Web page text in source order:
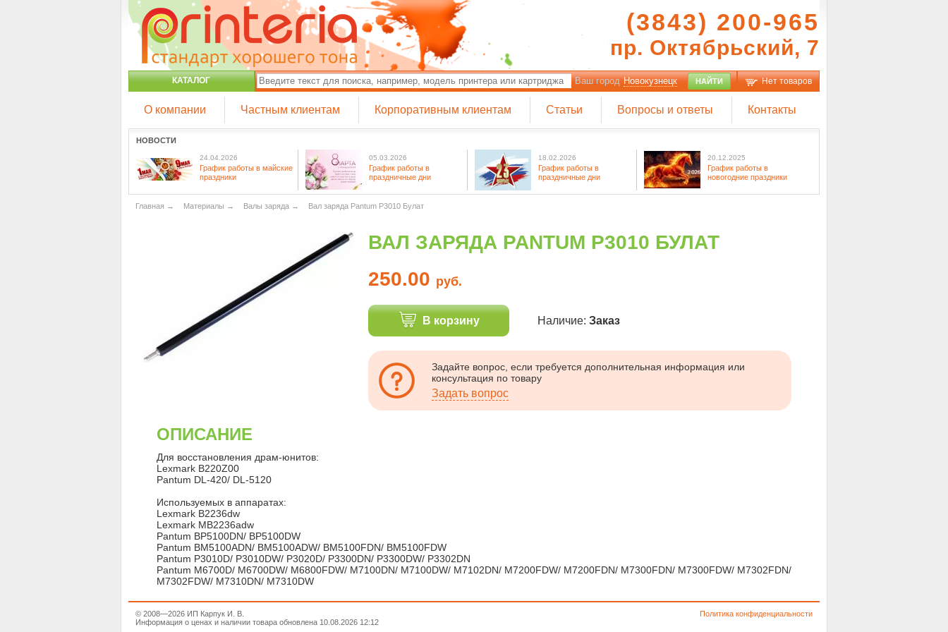
(3843) 200-965
пр. Октябрьский, 7
КАТАЛОГ Ваш город Новокузнецк НАЙТИ Нет товаров
О компании Частным клиентам Корпоративным клиентам Статьи Вопросы и ответы Контакты
НОВОСТИ
24.04.2026
График работы в майские
праздники
05.03.2026
График работы в
праздничные дни
18.02.2026
График работы в
праздничные дни
20.12.2025
График работы в
новогодние праздники
Главная → Материалы → Валы заряда → Вал заряда Pantum P3010 Булат
ВАЛ ЗАРЯДА PANTUM P3010 БУЛАТ
250.00 руб.
В корзину Наличие: Заказ
Задайте вопрос, если требуется дополнительная информация или
консультация по товару
Задать вопрос
ОПИСАНИЕ
Для восстановления драм-юнитов:
Lexmark B220Z00
Pantum DL-420/ DL-5120
Используемых в аппаратах:
Lexmark B2236dw
Lexmark MB2236adw
Pantum BP5100DN/ BP5100DW
Pantum BM5100ADN/ BM5100ADW/ BM5100FDN/ BM5100FDW
Pantum P3010D/ P3010DW/ P3020D/ P3300DN/ P3300DW/ P3302DN
Pantum M6700D/ M6700DW/ M6800FDW/ M7100DN/ M7100DW/ M7102DN/ M7200FDW/ M7200FDN/ M7300FDN/ M7300FDW/ M7302FDN/
M7302FDW/ M7310DN/ M7310DW
© 2008—2026 ИП Карпук И. В.
Информация о ценах и наличии товара обновлена 10.08.2026 12:12
Политика конфиденциальности